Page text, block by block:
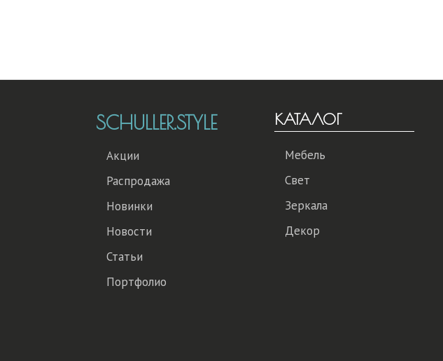
SCHULLER.STYLE
Акции
Распродажа
Новинки
Новости
Статьи
Портфолио
КАТАЛОГ
Мебель
Свет
Зеркала
Декор